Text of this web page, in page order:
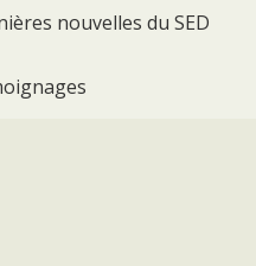
nouvelles du SED